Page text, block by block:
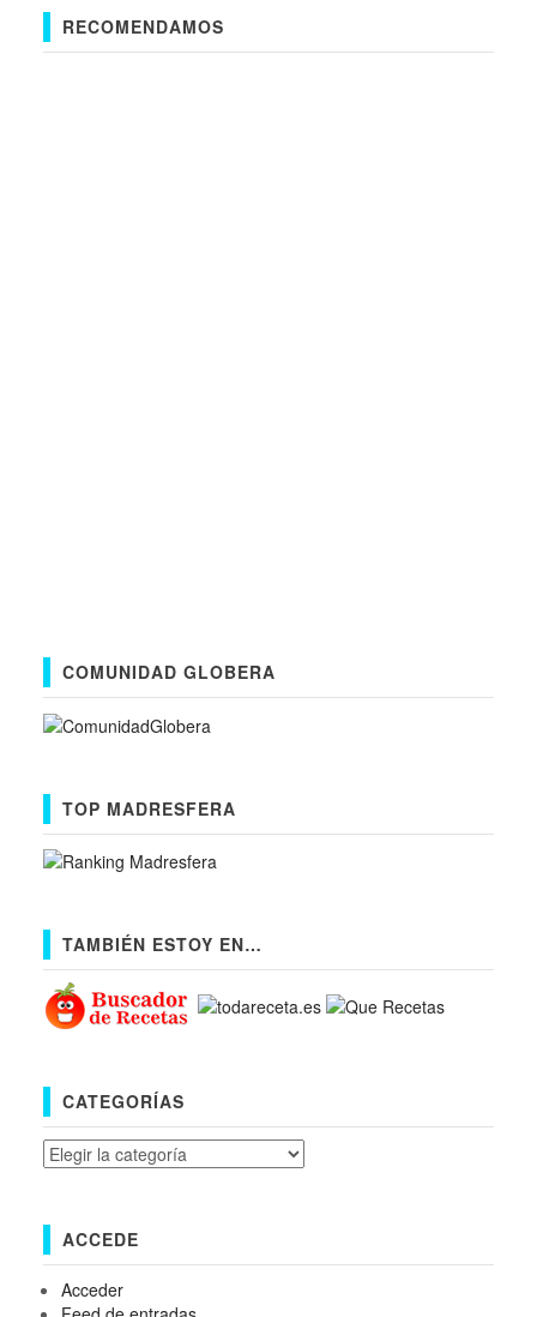
RECOMENDAMOS
COMUNIDAD GLOBERA
TOP MADRESFERA
TAMBIÉN ESTOY EN…
CATEGORÍAS
Categorías
ACCEDE
Acceder